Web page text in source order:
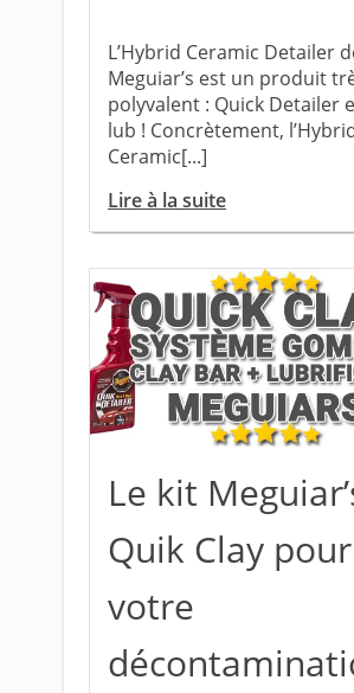
L’Hybrid Ceramic Detailer
Meguiar’s est un produit
polyvalent : Quick Detailer
lub ! Concrètement,
Ceramic[...]
Lire à la suite
Le kit
Quik Clay pour
votre